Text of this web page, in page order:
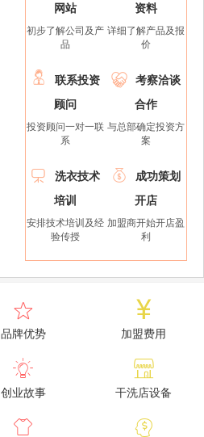
网站
初步了解公司及产
品
资料
详细了解产品及报
价

联系投资
顾问
投资顾问一对一联
系

考察洽谈
合作
与总部确定投资方
案

洗衣技术
培训
安排技术培训及经
验传授

成功策划
开店
加盟商开始开店盈
利

品牌优势

加盟费用

创业故事

干洗店设备
 